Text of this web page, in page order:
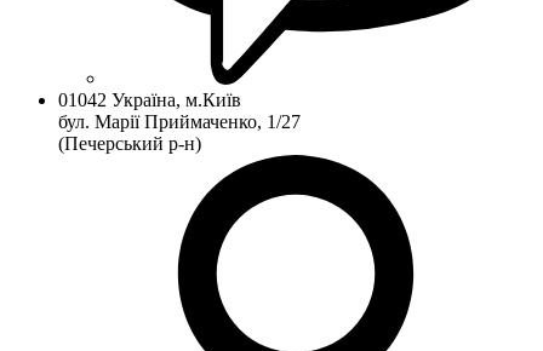
01042 Україна, м.Київ
бул. Марії Приймаченко, 1/27
(Печерський р-н)